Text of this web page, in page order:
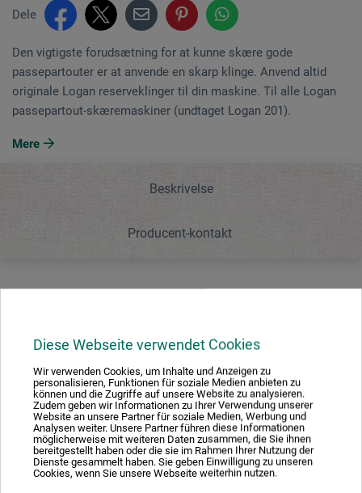
Diese Webseite verwendet Cookies
Wir verwenden Cookies, um Inhalte und Anzeigen zu
personalisieren, Funktionen für soziale Medien anbieten zu
können und die Zugriffe auf unsere Website zu analysieren.
Zudem geben wir Informationen zu Ihrer Verwendung unserer
Website an unsere Partner für soziale Medien, Werbung und
Analysen weiter. Unsere Partner führen diese Informationen
möglicherweise mit weiteren Daten zusammen, die Sie ihnen
bereitgestellt haben oder die sie im Rahmen Ihrer Nutzung der
Dienste gesammelt haben. Sie geben Einwilligung zu unseren
Cookies, wenn Sie unsere Webseite weiterhin nutzen.
Dele
Den vigtigste forudsætning for at kunne skære gode
passepartouter er at anvende en skarp klinge. Anvend altid
originale Logan reserveklinger til din maskine. Til alle Logan
passe­partout-skæremaskiner (undtaget Logan 201).
Mere
Beskrivelse
Producent-kontakt
Den vigtigste forudsætning for at kunne skære gode
passepartouter er at anvende en skarp klinge. Anvend
altid originale Logan reserveklinger til din maskine. Til
alle Logan passe­partout-skæremaskiner (undtaget Logan
201).